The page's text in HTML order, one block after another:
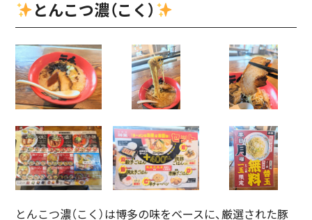
とんこつ濃（こく）
とんこつ濃（こく）は博多の味をベースに、厳選された豚